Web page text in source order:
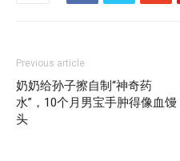
Previous article
奶奶给孙子擦自制“神奇药
水”，10个月男宝手肿得像血馒
头